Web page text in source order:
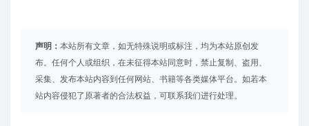
声明： 本站所有文章，如无特殊说明或标注，均为本站原创发
布。任何个人或组织，在未征得本站同意时，禁止复制、盗用、
采集、发布本站内容到任何网站、书籍等各类媒体平台。如若本
站内容侵犯了原著者的合法权益，可联系我们进行处理。